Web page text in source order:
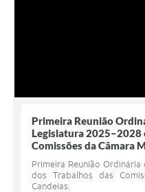
Primeira Reunião
Legislatura 2025–2028
Comissões da Câmara
Primeira Reunião Ordinária
dos Trabalhos das
Candeias.